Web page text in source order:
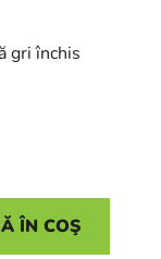
gri închis
ÎN COŞ